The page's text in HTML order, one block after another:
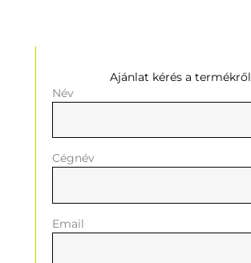
Ajánlat kérés a termékről
Név
Cégnév
Email